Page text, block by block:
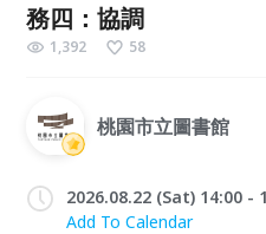
務四：協調
1,392 58
桃園市立圖書館
2026.08.22 (Sat) 14:00 -
Add To Calendar